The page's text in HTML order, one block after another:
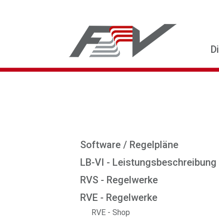
Software / Regelpläne
LB-VI - Leistungsbeschreibung
RVS - Regelwerke
RVE - Regelwerke
RVE - Shop